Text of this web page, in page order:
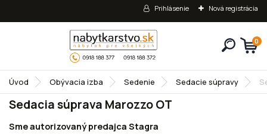
Prihlásenie Nová registrácia
0
Úvod Obývacia izba Sedenie Sedacie súpravy
Sedacia súprava Marozzo OT
Sme autorizovaný predajca Stagra